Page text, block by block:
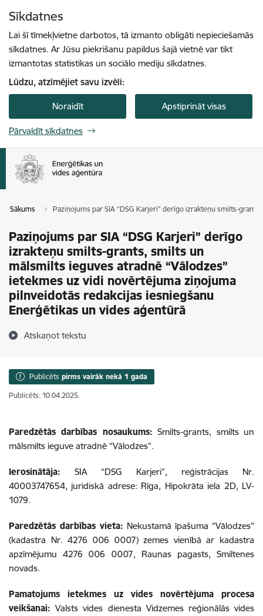
Sīkdatnes
Lai šī tīmekļvietne darbotos, tā izmanto obligāti nepieciešamās
sīkdatnes. Ar Jūsu piekrišanu papildus šajā vietnē var tikt
izmantotas statistikas un sociālo mediju sīkdatnes.
Lūdzu, atzīmējiet savu izvēli:
Noraidīt Apstiprināt visas
Pārvaldīt sīkdatnes
Sākums Paziņojums par SIA “DSG Karjeri” derīgo izrakteņu smilts-
Paziņojums par SIA “DSG Karjeri” derīgo
izrakteņu smilts-grants, smilts un
mālsmilts ieguves atradnē “Vālodzes”
ietekmes uz vidi novērtējuma ziņojuma
pilnveidotās redakcijas iesniegšanu
Enerģētikas un vides aģentūrā
Atskaņot tekstu
Publicēts pirms vairāk nekā 1 gada
Publicēts: 10.04.2025.
Paredzētās darbības nosaukums: Smilts-grants, smilts un
mālsmilts ieguve atradnē “Vālodzes”.
Ierosinātāja: SIA “DSG Karjeri”, reģistrācijas Nr.
40003747654, juridiskā adrese: Rīga, Hipokrāta iela 2D, LV-
1079.
Paredzētās darbības vieta: Nekustamā īpašuma “Vālodzes”
(kadastra Nr. 4276 006 0007) zemes vienībā ar kadastra
apzīmējumu 4276 006 0007, Raunas pagasts, Smiltenes
novads.
Pamatojums ietekmes uz vides novērtējuma procesa
veikšanai: Valsts vides dienesta Vidzemes reģionālās vides